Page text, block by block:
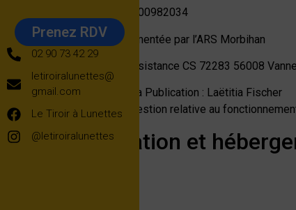
Prenez RDV
02 90 73 42 29
letiroiralunettes@
gmail.com
Le Tiroir à Lunettes
@letiroiralunettes
TVA n° FR83900982034
activité réglementée par l’ARS Morbihan
32 bd de la resistance CS 72283 56008
Directeur de la Publication : Laëtitia Fischer
Pour toute question relative au
Réalisation et